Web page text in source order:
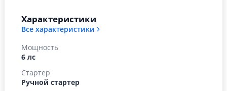
Характеристики
Все характеристики
Мощность
6 лс
Стартер
Ручной стартер